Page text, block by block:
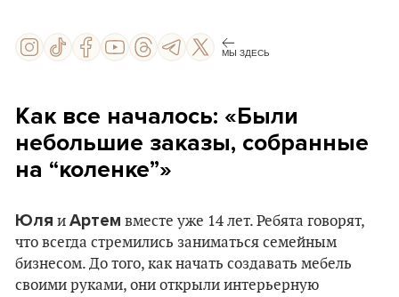
МЫ ЗДЕСЬ
Как все началось: «Были
небольшие заказы, собранные
на “коленке”»
Юля и Артем вместе уже 14 лет. Ребята говорят,
что всегда стремились заниматься семейным
бизнесом. До того, как начать создавать мебель
своими руками, они открыли интерьерную